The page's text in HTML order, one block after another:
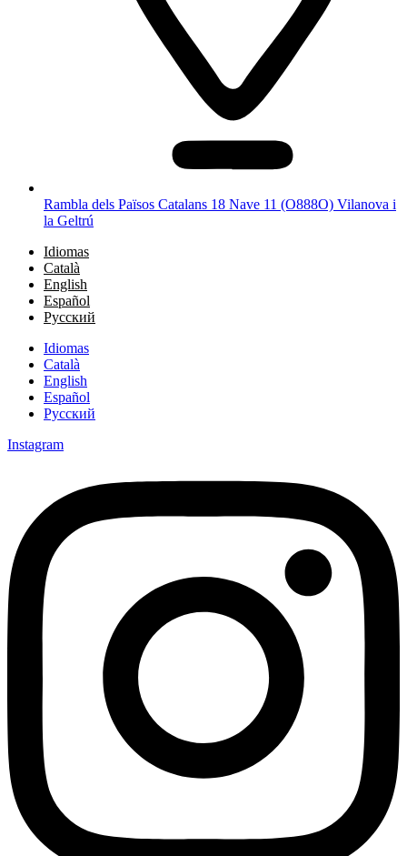
Rambla dels Països Catalans 18 Nave 11 (O888O) Vilanova i
la Geltrú
Idiomas
Català
English
Español
Русский
Idiomas
Català
English
Español
Русский
Instagram